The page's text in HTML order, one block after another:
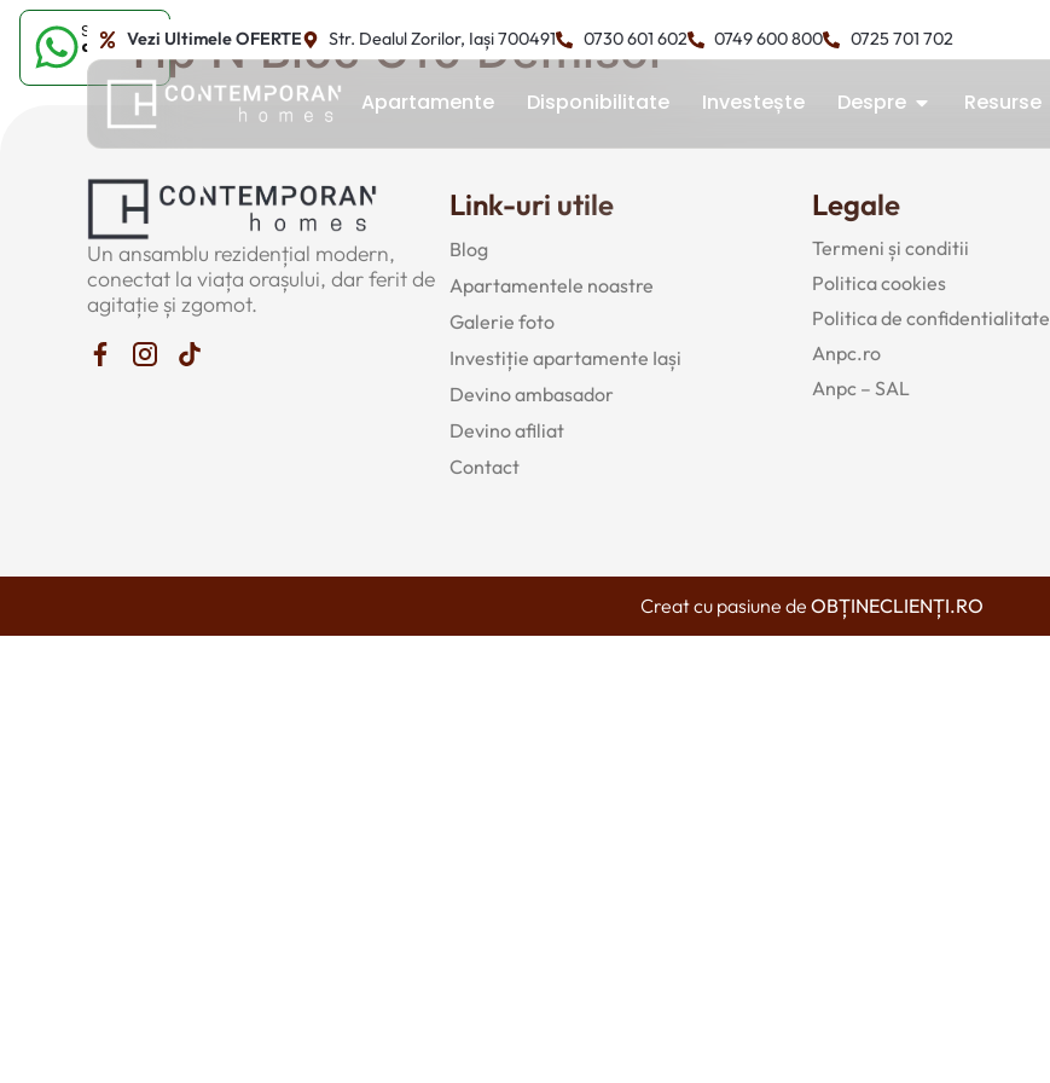
Vezi Ultimele OFERTE Str. Dealul Zorilor, Iași 700491 0730 601 602 0749 600 800 0725 701 702
Apartamente Disponibilitate Investește Despre Resurse
Tip N Bloc C10 Demisol
Sună-ne
acum
Un ansamblu rezidențial modern,
conectat la viața orașului, dar ferit de
agitație și zgomot.
Link-uri utile
Blog
Apartamentele noastre
Galerie foto
Investiție apartamente Iași
Devino ambasador
Devino afiliat
Contact
Legale
Termeni și conditii
Politica cookies
Politica de confidentialitate
Anpc.ro
Anpc – SAL
Creat cu pasiune de OBȚINECLIENȚI.RO